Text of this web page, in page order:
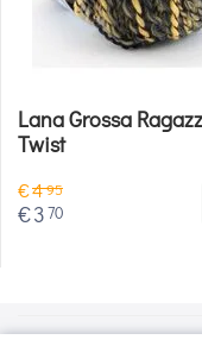
Lana Grossa
Twist
€495
€370